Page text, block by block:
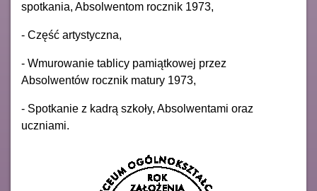
spotkania, Absolwentom rocznik 1973,
- Część artystyczna,
- Wmurowanie tablicy pamiątkowej przez
Absolwentów rocznik matury 1973,
- Spotkanie z kadrą szkoły, Absolwentami oraz
uczniami.